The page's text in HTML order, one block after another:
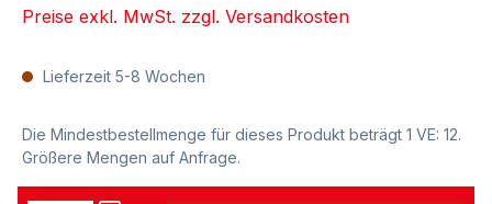
Preise exkl. MwSt. zzgl. Versandkosten
Lieferzeit 5-8 Wochen
Die Mindestbestellmenge für dieses Produkt beträgt 1 VE: 12.
Größere Mengen auf Anfrage.